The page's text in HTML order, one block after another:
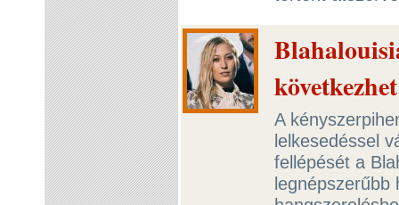
következhet
A
lelkesedéssel
fellépését a
legnépszerűbb